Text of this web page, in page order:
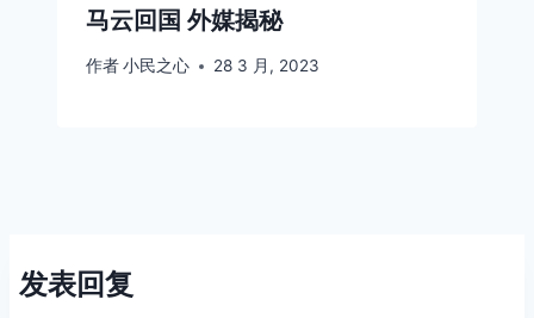
马云回国 外媒揭秘
作者小民之心 28 3 月, 2023
发表回复